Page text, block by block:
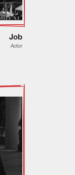
Job
Actor